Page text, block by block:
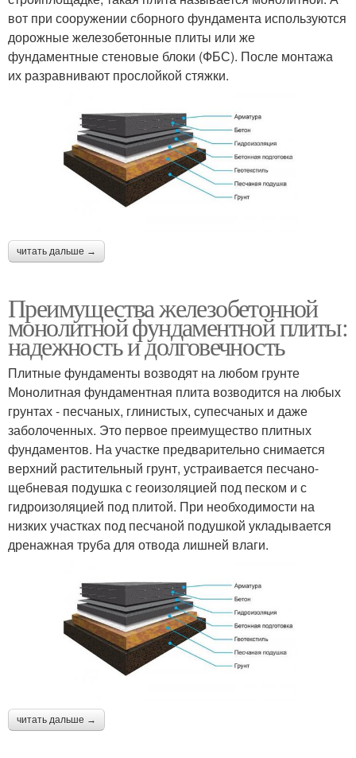
вот при сооружении сборного фундамента используются
дорожные железобетонные плиты или же
фундаментные стеновые блоки (ФБС). После монтажа
их разравнивают прослойкой стяжки.
читать дальше →
Преимущества железобетонной
монолитной фундаментной плиты:
надежность и долговечность
Плитные фундаменты возводят на любом грунте
Монолитная фундаментная плита возводится на любых
грунтах - песчаных, глинистых, супесчаных и даже
заболоченных. Это первое преимущество плитных
фундаментов. На участке предварительно снимается
верхний растительный грунт, устраивается песчано-
щебневая подушка с геоизоляцией под песком и с
гидроизоляцией под плитой. При необходимости на
низких участках под песчаной подушкой укладывается
дренажная труба для отвода лишней влаги.
читать дальше →